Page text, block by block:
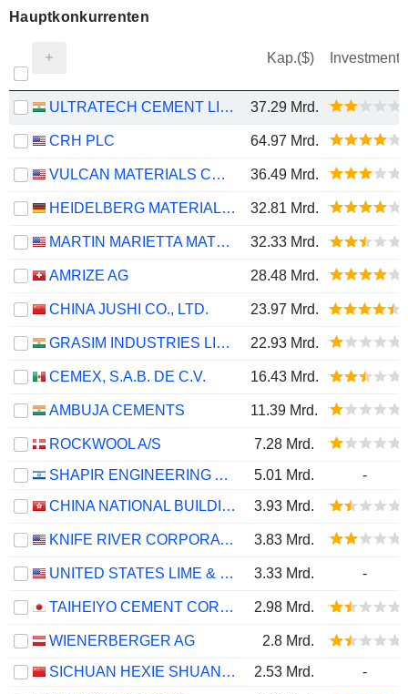
Hauptkonkurrenten
Kap.($) Investment
ULTRATECH CEMENT LIMITED 37.29 Mrd.
CRH PLC 64.97 Mrd.
VULCAN MATERIALS COMPANY 36.49 Mrd.
HEIDELBERG MATERIALS AG 32.81 Mrd.
MARTIN MARIETTA MATERIALS, INC. 32.33 Mrd.
AMRIZE AG 28.48 Mrd.
CHINA JUSHI CO., LTD. 23.97 Mrd.
GRASIM INDUSTRIES LIMITED 22.93 Mrd.
CEMEX, S.A.B. DE C.V. 16.43 Mrd.
AMBUJA CEMENTS 11.39 Mrd.
ROCKWOOL A/S
7.28 Mrd.
SHAPIR ENGINEERING AND INDUSTRY LTD
5.01 Mrd.
-
CHINA NATIONAL BUILDING MATERIAL COMPANY LIMITED
3.93 Mrd.
KNIFE RIVER CORPORATION 3.83 Mrd.
UNITED STATES LIME & MINERALS, INC. 3.33 Mrd. -
TAIHEIYO CEMENT CORPORATION 2.98 Mrd.
WIENERBERGER AG
2.8 Mrd.
SICHUAN HEXIE SHUANGMA CO., LTD.
2.53 Mrd.
-